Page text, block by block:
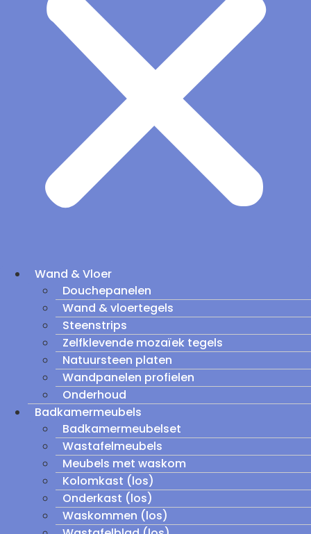
Wand & Vloer
Douchepanelen
Wand & vloertegels
Steenstrips
Zelfklevende mozaïek tegels
Natuursteen platen
Wandpanelen profielen
Onderhoud
Badkamermeubels
Badkamermeubelset
Wastafelmeubels
Meubels met waskom
Kolomkast (los)
Onderkast (los)
Waskommen (los)